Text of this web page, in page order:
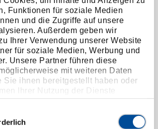
Funktionen für soziale Medien
und die Zugriffe auf unsere
Außerdem geben wir
Ihrer Verwendung unserer Website
für soziale Medien, Werbung und
Unsere Partner führen diese
mit weiteren Daten
Sie ihnen bereitgestellt haben oder
Ihrer Nutzung der Dienste
Unsere vollständige
Innenauszieher 24-30 mm
8013560
/ 1.30/4A
Preis auf Anfrage